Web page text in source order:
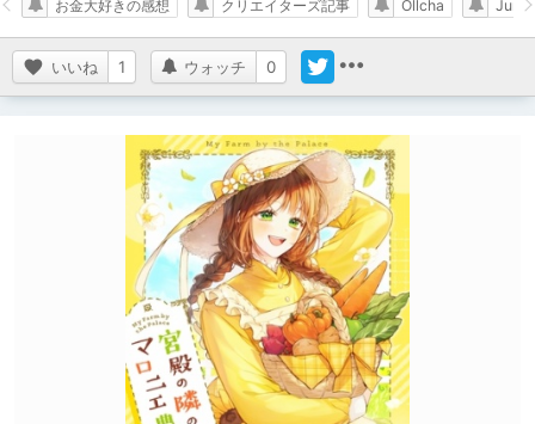
いいね 1 ウォッチ 0
お金大好きの感想 クリエイターズ記事 Ollcha